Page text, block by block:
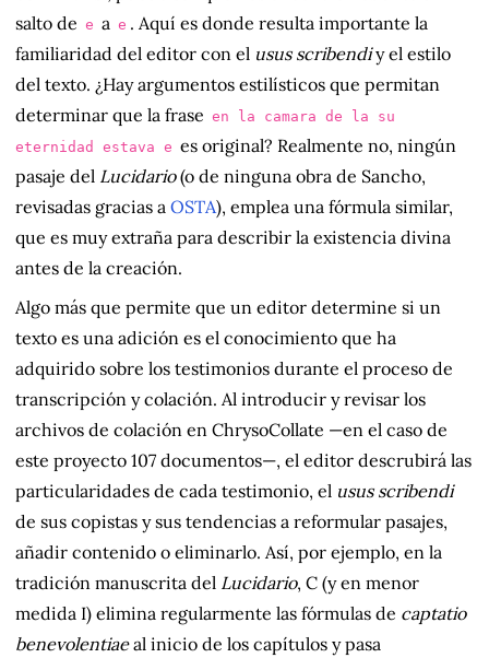
salto de e a e . Aquí es donde resulta importante la
familiaridad del editor con el usus scribendiy el estilo
del texto. ¿Hay argumentos estilísticos que permitan
determinar que la frase en la camara de la su
eternidad estava e es original? Realmente no, ningún
pasaje del Lucidario(o de ninguna obra de Sancho,
revisadas gracias a OSTA), emplea una fórmula similar,
que es muy extraña para describir la existencia divina
antes de la creación.
Algo más que permite que un editor determine si un
texto es una adición es el conocimiento que ha
adquirido sobre los testimonios durante el proceso de
transcripción y colación. Al introducir y revisar los
archivos de colación en ChrysoCollate —en el caso de
este proyecto 107 documentos—, el editor descrubirá las
particularidades de cada testimonio, el usus scribendi
de sus copistas y sus tendencias a reformular pasajes,
añadir contenido o eliminarlo. Así, por ejemplo, en la
tradición manuscrita del Lucidario, C (y en menor
medida I) elimina regularmente las fórmulas de captatio
benevolentiaeal inicio de los capítulos y pasa